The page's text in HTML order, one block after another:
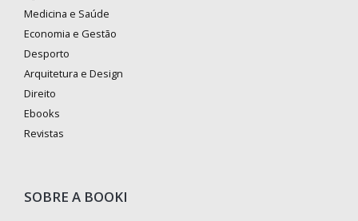
Medicina e Saúde
Economia e Gestão
Desporto
Arquitetura e Design
Direito
Ebooks
Revistas
SOBRE A BOOKI